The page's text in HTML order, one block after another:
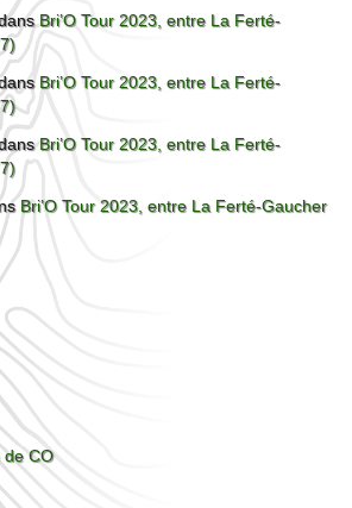
Bri’O Tour 2023, entre La Ferté-
Bri’O Tour 2023, entre La Ferté-
Bri’O Tour 2023, entre La Ferté-
Bri’O Tour 2023, entre La Ferté-Gaucher
de CO